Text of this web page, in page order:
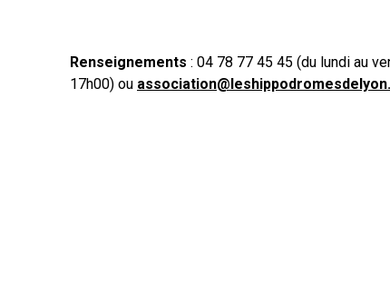
Renseignements : 04 78 77 45 45 (du lundi au
17h00) ou